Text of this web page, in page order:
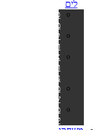
לים
סירות
מתנפחות
קיאקים
וסאפים
אביזרים
וציוד
נלווה
משקפות
שחייה
מטקות
לים